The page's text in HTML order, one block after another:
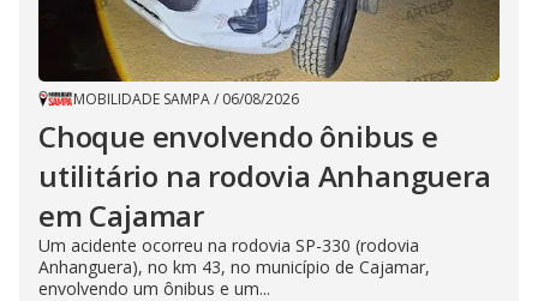
MOBILIDADE SAMPA/ 06/08/2026
Choque envolvendo ônibus e
utilitário na rodovia Anhanguera
em Cajamar
Um acidente ocorreu na rodovia SP-330 (rodovia
Anhanguera), no km 43, no município de Cajamar,
envolvendo um ônibus e um...